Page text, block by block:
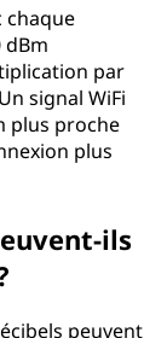
chaque
par
signal WiFi
plus proche
plus
ils
peuvent